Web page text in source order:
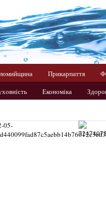
Прикарпаття
Економіка